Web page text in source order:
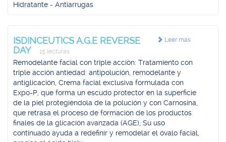
Hidratante - Antiarrugas
Leer más
ISDINCEUTICS A.G.E REVERSE
DAY
15 lecturas
Remodelante facial con triple acción: Tratamiento con
triple acción antiedad: antipolución, remodelante y
antiglicación, Crema facial exclusiva formulada con
Expo-P, que forma un escudo protector en la superficie
de la piel protegiéndola de la polución y con Carnosina,
que retrasa el proceso de formación de los productos
finales de la glicación avanzada (AGE), Su uso
continuado ayuda a redefinir y remodelar el óvalo facial,